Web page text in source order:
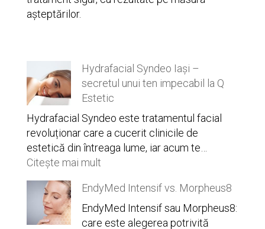
așteptărilor.
Hydrafacial Syndeo Iași –
secretul unui ten impecabil la Q
Estetic
Hydrafacial Syndeo este tratamentul facial
revoluționar care a cucerit clinicile de
estetică din întreaga lume, iar acum te…
Citește mai mult:
Syndeo
Iași
–
EndyMed Intensif vs. Morpheus8
EndyMed Intensif sau Morpheus8:
care este alegerea potrivită